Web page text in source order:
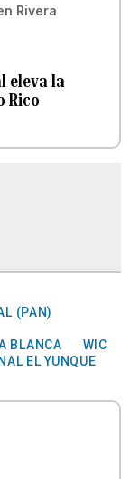
Rivera
eleva la
Rico
(PAN)
BLANCA
WIC
EL YUNQUE